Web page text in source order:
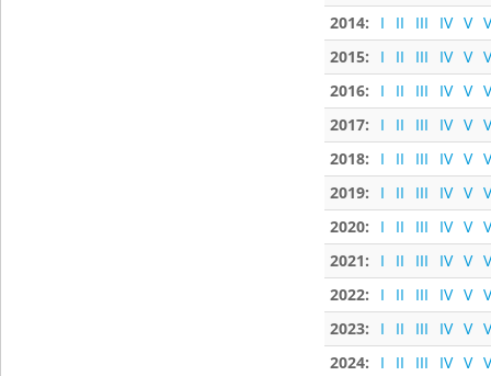
2014:
I II III IV V
2015:
I II III IV V
2016:
I II III IV V
2017:
I II III IV V
2018:
I II III IV V
2019:
I II III IV V
2020:
I II III IV V
2021:
I II III IV V
2022:
I II III IV V
2023:
I II III IV V
2024:
I II III IV V